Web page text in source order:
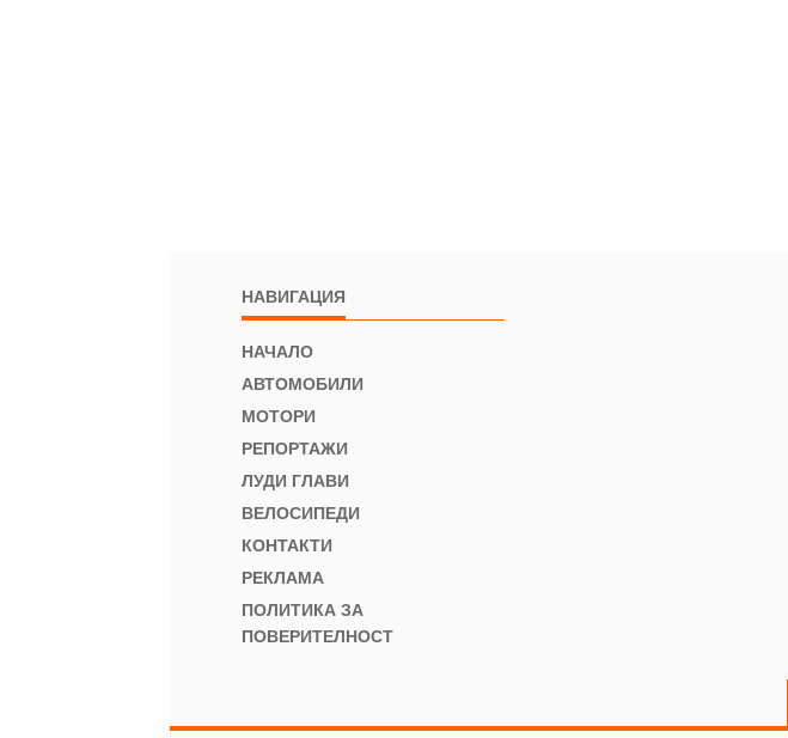
НАВИГАЦИЯ
НАЧАЛО
АВТОМОБИЛИ
МОТОРИ
РЕПОРТАЖИ
ЛУДИ ГЛАВИ
ВЕЛОСИПЕДИ
КОНТАКТИ
РЕКЛАМА
ПОЛИТИКА ЗА
ПОВЕРИТЕЛНОСТ